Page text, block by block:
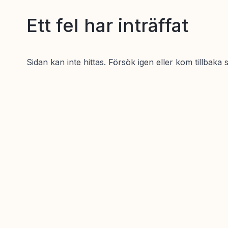
Ett fel har inträffat
Sidan kan inte hittas. Försök igen eller kom tillbaka